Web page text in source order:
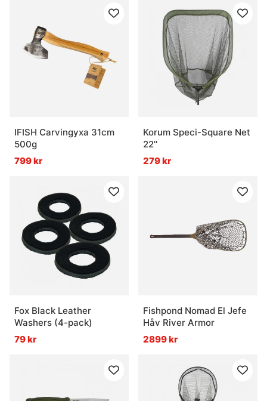
IFISH Carvingyxa 31cm
500g
799 kr
Korum Speci-Square Net
22''
279 kr
Fox Black Leather
Washers (4-pack)
79 kr
Fishpond Nomad El Jefe
Håv River Armor
2899 kr